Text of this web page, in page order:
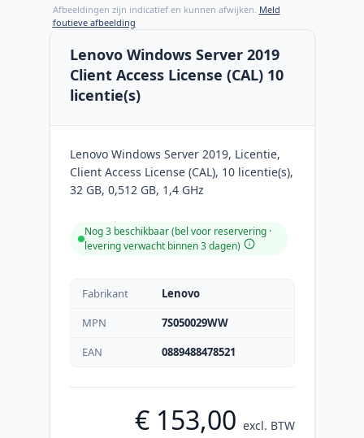
Afbeeldingen zijn indicatief en kunnen afwijken. Meld
foutieve afbeelding
Lenovo Windows Server 2019
Client Access License (CAL) 10
licentie(s)
Lenovo Windows Server 2019, Licentie,
Client Access License (CAL), 10 licentie(s),
32 GB, 0,512 GB, 1,4 GHz
Nog 3 beschikbaar (bel voor reservering ·
levering verwacht binnen 3 dagen)
Fabrikant
Lenovo
MPN
7S050029WW
EAN
0889488478521
€ 153,00 excl. BTW